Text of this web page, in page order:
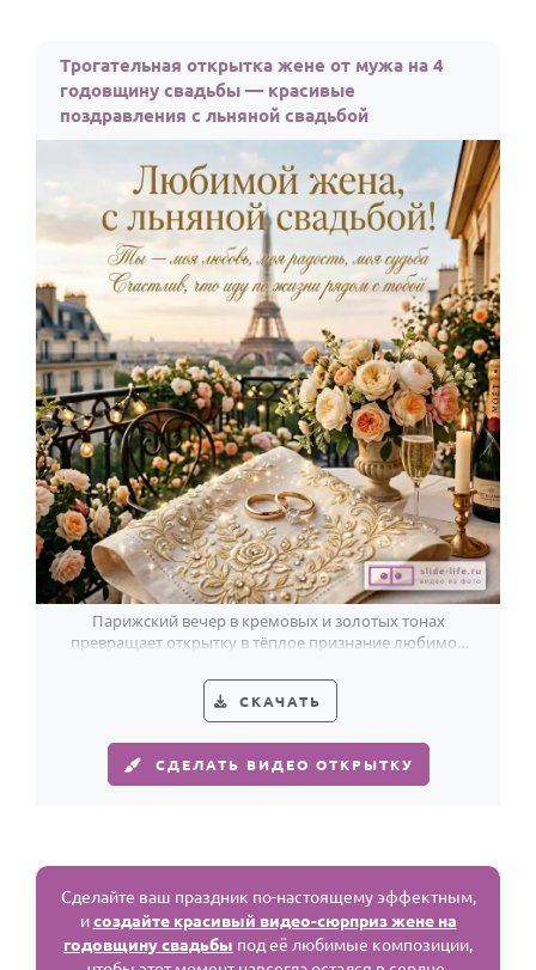
Трогательная открытка жене от мужа на 4
годовщину свадьбы — красивые
поздравления с льняной свадьбой
Парижский вечер в кремовых и золотых тонах
превращает открытку в тёплое признание любимой
СКАЧАТЬ
СДЕЛАТЬ ВИДЕО ОТКРЫТКУ
Сделайте ваш праздник по-настоящему эффектным,
исоздайте красивый видео-сюрприз жене на
годовщину свадьбы под её любимые композиции,